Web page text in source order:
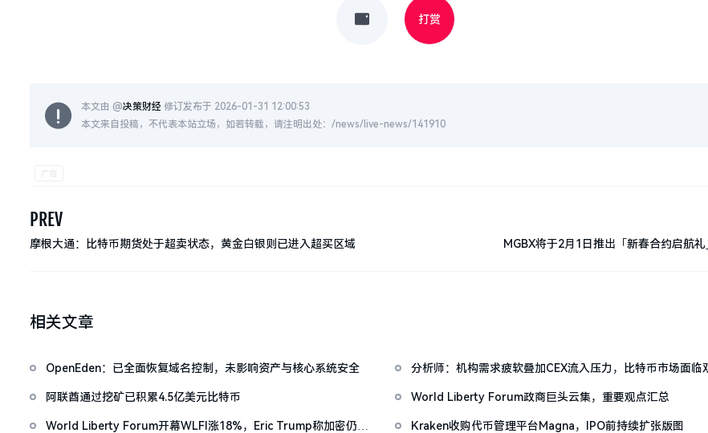
打赏
本文由 @决策财经 修订发布于 2026-01-31 12:00:53
本文来自投稿，不代表本站立场，如若转载，请注明出处：/news/live-news/141910
PREV
摩根大通：比特币期货处于超卖状态，黄金白银则已进入超买区域 MGBX将于2月1日推出「新春合约启航
相关文章
OpenEden：已全面恢复域名控制，未影响资产与核心系统安全
分析师：机构需求疲软叠加CEX流入压力，比特币市场面临
阿联酋通过挖矿已积累4.5亿美元比特币
World Liberty Forum政商巨头云集，重要观点汇总
World Liberty Forum开幕WLFI涨18%，Eric Trump称加密仍处
Kraken收购代币管理平台Magna，IPO前持续扩张版图